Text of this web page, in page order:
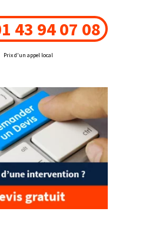
43 94 07 08
Prix d'un appel local